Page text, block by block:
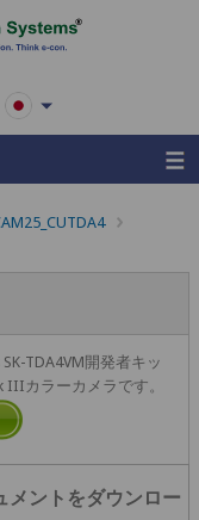
TDA4VM開発者キッ
IIIカラーカメラです。
メントをダウンロー